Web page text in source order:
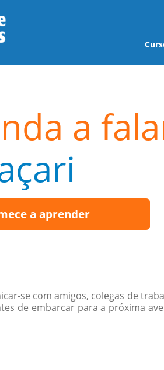
a
a aprender
se com amigos, colegas de
de embarcar para a próxima